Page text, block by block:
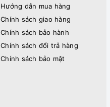
Hướng dẫn mua hàng
Chính sách giao hàng
Chính sách bảo hành
Chính sách đổi trả hàng
Chính sách bảo mật